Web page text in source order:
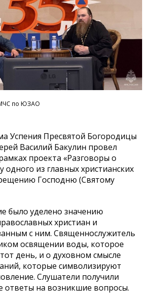
по ЮЗАО
Успения Пресвятой Богородицы
Василий Бакулин провел
проекта «Разговоры о
одного из главных христианских
Господню (Святому
было уделено значению
христиан и
с ним. Священнослужитель
освящении воды, которое
день, и о духовном смысле
которые символизируют
Слушатели получили
на возникшие вопросы.